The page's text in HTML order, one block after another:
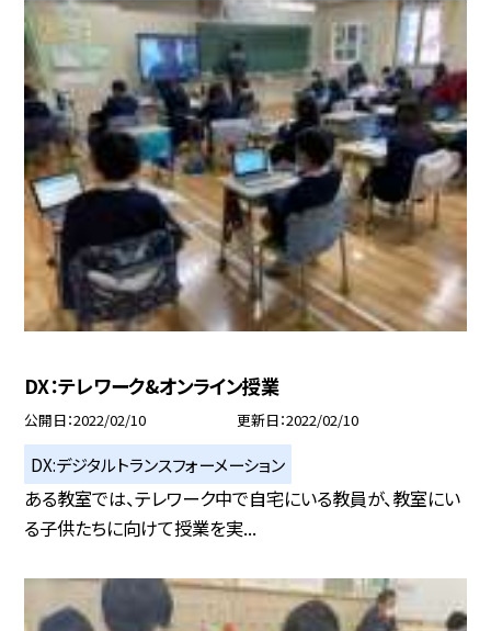
DX：テレワーク&オンライン授業
公開日 2022/02/10 更新日 2022/02/10
DX:デジタルトランスフォーメーション
ある教室では、テレワーク中で自宅にいる教員が、教室にい
る子供たちに向けて授業を実...